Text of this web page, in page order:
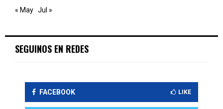
« May Jul »
SEGUINOS EN REDES
FACEBOOK LIKE